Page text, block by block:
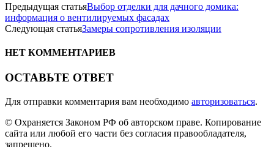
Предыдущая статьяВыбор отделки для дачного домика:
информация о вентилируемых фасадах
Следующая статьяЗамеры сопротивления изоляции
НЕТ КОММЕНТАРИЕВ
ОСТАВЬТЕ ОТВЕТ
Для отправки комментария вам необходимо авторизоваться.
© Охраняется Законом РФ об авторском праве. Копирование
сайта или любой его части без согласия правообладателя,
запрещено.